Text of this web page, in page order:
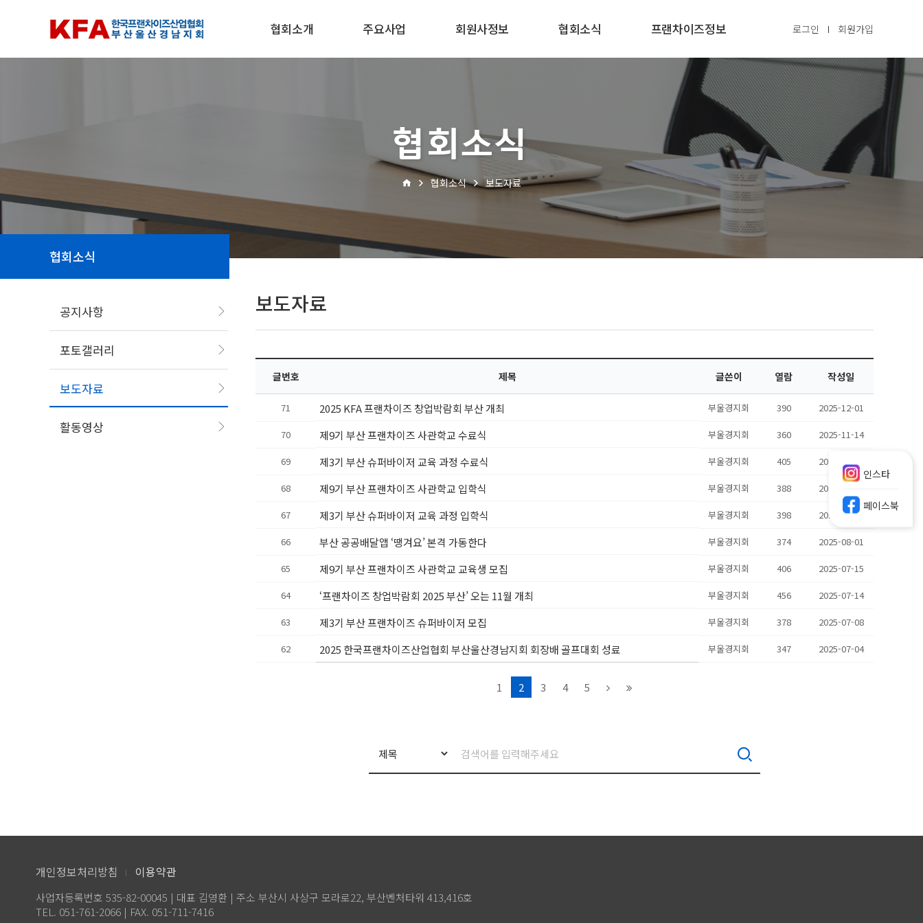
협회소개 주요사업 회원사정보 협회소식 프랜차이즈정보 로그인 회원가입
협회소식
협회소식 보도자료
협회소식
공지사항
포토갤러리
보도자료
활동영상
보도자료
글번호 제목 글쓴이 열람 작성일
71 2025 KFA 프랜차이즈 창업박람회 부산 개최 부울경지회 390 2025-12-01
70 제9기 부산 프랜차이즈 사관학교 수료식 부울경지회 360 2025-11-14
69 제3기 부산 슈퍼바이저 교육 과정 수료식 부울경지회 405 2025-10-13
68 제9기 부산 프랜차이즈 사관학교 입학식 부울경지회 388 2025-08-25
67 제3기 부산 슈퍼바이저 교육 과정 입학식 부울경지회 398 2025-08-14
66 부산 공공배달앱 ‘땡겨요’ 본격 가동한다 부울경지회 374 2025-08-01
65 제9기 부산 프랜차이즈 사관학교 교육생 모집 부울경지회 406 2025-07-15
64 ‘프랜차이즈 창업박람회 2025 부산’ 오는 11월 개최 부울경지회 456 2025-07-14
63 제3기 부산 프랜차이즈 슈퍼바이저 모집 부울경지회 378 2025-07-08
62 2025 한국프랜차이즈산업협회 부산울산경남지회 회장배 골프대회 성료 부울경지회 347 2025-07-04
1 2 3 4 5
인스타
페이스북
개인정보처리방침 이용약관
사업자등록번호 535-82-00045 | 대표 김영환 | 주소 부산시 사상구 모라로22, 부산벤처타워 413,416호
TEL. 051-761-2066 | FAX. 051-711-7416